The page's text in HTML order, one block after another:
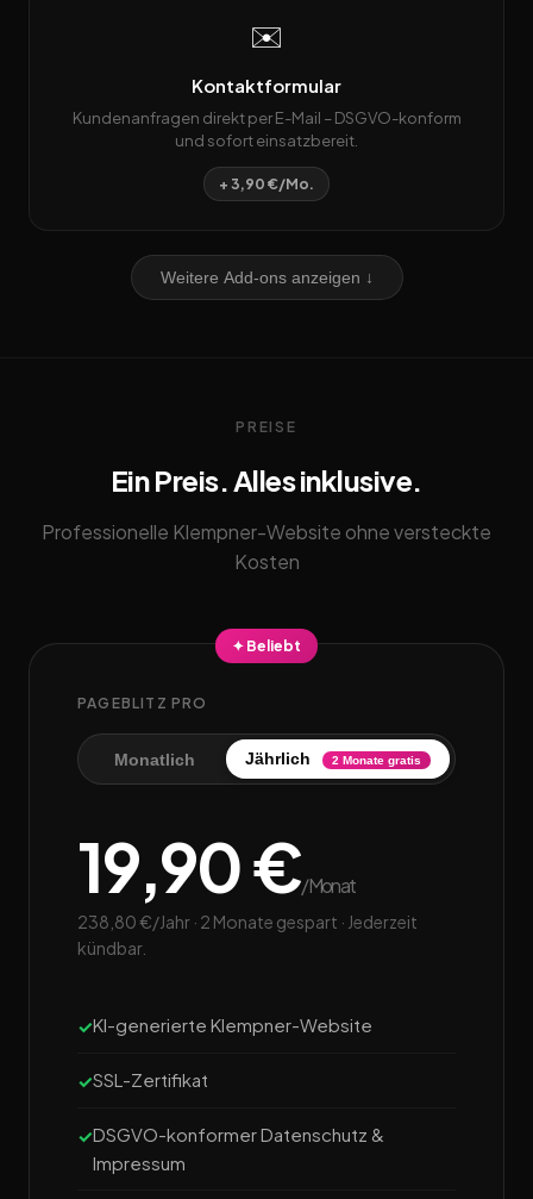
✉️
Kontaktformular
Kundenanfragen direkt per E-Mail – DSGVO-konform
und sofort einsatzbereit.
+ 3,90 €/Mo.
Weitere Add-ons anzeigen ↓
PREISE
Ein Preis. Alles inklusive.
Professionelle Klempner-Website ohne versteckte
Kosten
✦ Beliebt
PAGEBLITZ PRO
Monatlich Jährlich 2 Monate gratis
19,90 €/Monat
238,80 €/Jahr · 2 Monate gespart · Jederzeit
kündbar.
KI-generierte Klempner-Website
SSL-Zertifikat
DSGVO-konformer Datenschutz &
Impressum